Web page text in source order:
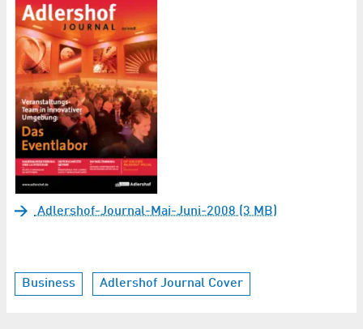
Adlershof-Journal-Mai-Juni-2008 (3 MB)
Business Adlershof Journal Cover